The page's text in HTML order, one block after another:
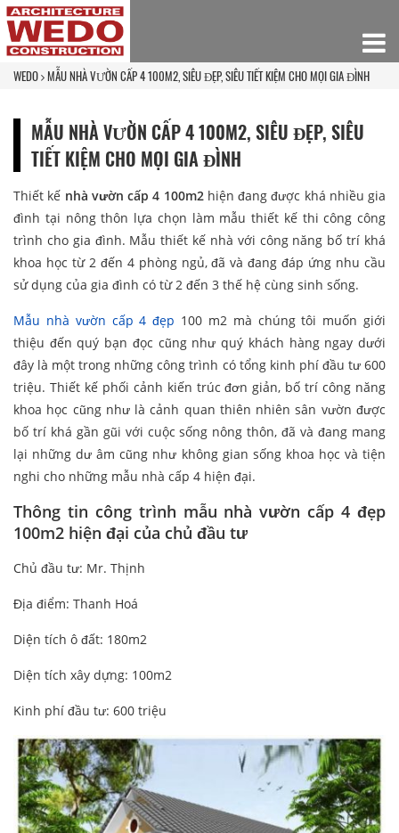
WEDO MẪU NHÀ VƯỜN CẤP 4 100M2, SIÊU ĐẸP, SIÊU TIẾT KIỆM CHO MỌI GIA ĐÌNH
MẪU NHÀ VƯỜN CẤP 4 100M2, SIÊU ĐẸP, SIÊU
TIẾT KIỆM CHO MỌI GIA ĐÌNH
Thiết kế nhà vườn cấp 4 100m2hiện đang được khá nhiều gia
đình tại nông thôn lựa chọn làm mẫu thiết kế thi công công
trình cho gia đình. Mẫu thiết kế nhà với công năng bố trí khá
khoa học từ 2 đến 4 phòng ngủ, đã và đang đáp ứng nhu cầu
sử dụng của gia đình có từ 2 đến 3 thế hệ cùng sinh sống.
Mẫu nhà vườn cấp 4 đẹp 100 m2 mà chúng tôi muốn giới
thiệu đến quý bạn đọc cũng như quý khách hàng ngay dưới
đây là một trong những công trình có tổng kinh phí đầu tư 600
triệu. Thiết kế phối cảnh kiến trúc đơn giản, bố trí công năng
khoa học cũng như là cảnh quan thiên nhiên sân vườn được
bố trí khá gần gũi với cuộc sống nông thôn, đã và đang mang
lại những dư âm cũng như không gian sống khoa học và tiện
nghi cho những mẫu nhà cấp 4 hiện đại.
Thông tin công trình mẫu nhà vườn cấp 4 đẹp
100m2 hiện đại của chủ đầu tư
Chủ đầu tư: Mr. Thịnh
Địa điểm: Thanh Hoá
Diện tích ô đất: 180m2
Diện tích xây dựng: 100m2
Kinh phí đầu tư: 600 triệu